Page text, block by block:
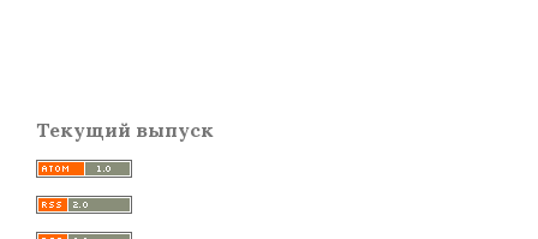
Текущий выпуск